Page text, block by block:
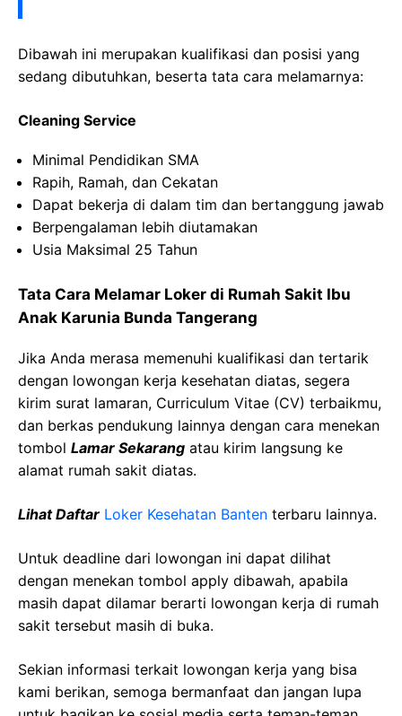
Dibawah ini merupakan kualifikasi dan posisi yang
sedang dibutuhkan, beserta tata cara melamarnya:
Cleaning Service
Minimal Pendidikan SMA
Rapih, Ramah, dan Cekatan
Dapat bekerja di dalam tim dan bertanggung jawab
Berpengalaman lebih diutamakan
Usia Maksimal 25 Tahun
Tata Cara Melamar Loker di Rumah Sakit Ibu
Anak Karunia Bunda Tangerang
Jika Anda merasa memenuhi kualifikasi dan tertarik
dengan lowongan kerja kesehatan diatas, segera
kirim surat lamaran, Curriculum Vitae (CV) terbaikmu,
dan berkas pendukung lainnya dengan cara menekan
tombol Lamar Sekarang atau kirim langsung ke
alamat rumah sakit diatas.
Lihat Daftar Loker Kesehatan Banten terbaru lainnya.
Untuk deadline dari lowongan ini dapat dilihat
dengan menekan tombol apply dibawah, apabila
masih dapat dilamar berarti lowongan kerja di rumah
sakit tersebut masih di buka.
Sekian informasi terkait lowongan kerja yang bisa
kami berikan, semoga bermanfaat dan jangan lupa